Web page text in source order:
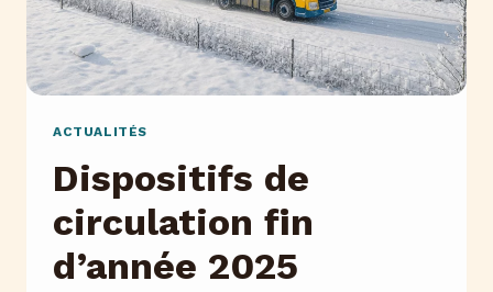
CLIENTS
ACTUALITÉS
Dispositifs de
circulation fin
d’année 2025